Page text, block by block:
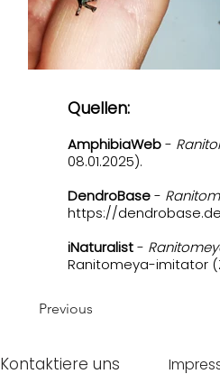
Quellen:
AmphibiaWeb-
08.01.2025).
DendroBase-
https://
iNaturalist-
Ranitomeya-imitator
Previous
Kontaktiere uns